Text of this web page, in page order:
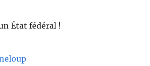
État fédéral !